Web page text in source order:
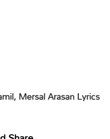
Mersal Arasan Lyrics